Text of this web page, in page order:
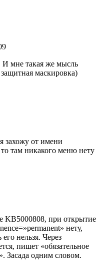
мне такая же мысль
маскировка)
захожу от имени
там никакого меню нету
KB5000808, при открытие
нету,
нельзя. Через
пишет «обязательное
Засада одним словом.